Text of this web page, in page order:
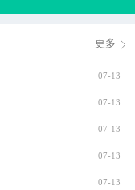
更多
07-13
07-13
07-13
07-13
07-13